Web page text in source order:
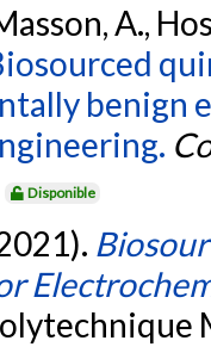
A.,
benign
Disponible